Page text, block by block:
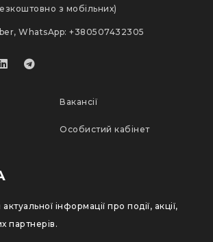
з мобільних)
WhatsApp: +380507432305
Вакансії
Особистий кабінет
інформації про події, акції,
партнерів.